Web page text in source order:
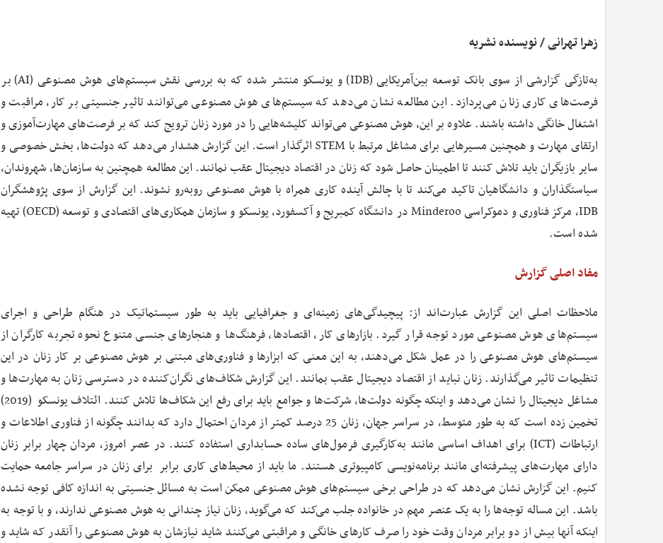
زهرا تهرانی / نویسنده نشریه
به‌تازگی گزارشی از سوی بانک توسعه بین‌آمریکایی (IDB) و یونسکو منتشر شده که به بررسی نقش سیستم‌های هوش مصنوعی (AI) بر
فرصت‌های کاری زنان می‌پردازد. این مطالعه نشان می‌دهد که سیستم‌های هوش مصنوعی می‌توانند تاثیر جنسیتی بر کار، مراقبت و
اشتغال خانگی داشته باشند. علاوه بر این، هوش مصنوعی می‌تواند کلیشه‌هایی را در مورد زنان ترویج کند که بر فرصت‌های مهارت‌آموزی و
ارتقای مهارت و همچنین مسیرهایی برای مشاغل مرتبط با STEM اثرگذار است. این گزارش هشدار می‌دهد که دولت‌ها، بخش خصوصی و
سایر بازیگران باید تلاش کنند تا اطمینان حاصل شود که زنان در اقتصاد دیجیتال عقب نمانند. این مطالعه همچنین به سازمان‌ها، شهروندان،
سیاستگذاران و دانشگاهیان تاکید می‌کند تا با چالش آینده کاری همراه با هوش مصنوعی روبه‌رو نشوند. این گزارش از سوی پژوهشگران
IDB، مرکز فناوری و دموکراسی Minderoo در دانشگاه کمبریج و آکسفورد، یونسکو و سازمان همکاری‌های اقتصادی و توسعه (OECD) تهیه
شده است.
مفاد اصلی گزارش
ملاحظات اصلی این گزارش عبارت‌اند از: پیچیدگی‌های زمینه‌ای و جغرافیایی باید به طور سیستماتیک در هنگام طراحی و اجرای
سیستم‌های هوش مصنوعی مورد توجه قرار گیرد. بازارهای کار، اقتصادها، فرهنگ‌ها و هنجارهای جنسی متنوع نحوه تجربه کارگران از
سیستم‌های هوش مصنوعی را در عمل شکل می‌دهند، به این معنی که ابزارها و فناوری‌های مبتنی بر هوش مصنوعی بر کار زنان در این
تنظیمات تاثیر می‌گذارند. زنان نباید از اقتصاد دیجیتال عقب بمانند. این گزارش شکاف‌های نگران‌کننده در دسترسی زنان به مهارت‌ها و
مشاغل دیجیتال را نشان می‌دهد و اینکه چگونه دولت‌ها، شرکت‌ها و جوامع باید برای رفع این شکاف‌ها تلاش کنند. ائتلاف یونسکو (2019)
تخمین زده است که به طور متوسط، در سراسر جهان، زنان 25 درصد کمتر از مردان احتمال دارد که بدانند چگونه از فناوری اطلاعات و
ارتباطات (ICT) برای اهداف اساسی مانند به‌کارگیری فرمول‌های ساده حسابداری استفاده کنند. در عصر امروز، مردان چهار برابر زنان
دارای مهارت‌های پیشرفته‌ای مانند برنامه‌نویسی کامپیوتری هستند. ما باید از محیط‌های کاری برابر برای زنان در سراسر جامعه حمایت
کنیم. این گزارش نشان می‌دهد که در طراحی برخی سیستم‌های هوش مصنوعی ممکن است به مسائل جنسیتی به اندازه کافی توجه نشده
باشد. این مساله توجه‌ها را به یک عنصر مهم در خانواده جلب می‌کند که می‌گوید، زنان نیاز چندانی به هوش مصنوعی ندارند، و با توجه به
اینکه آنها بیش از دو برابر مردان وقت خود را صرف کارهای خانگی و مراقبتی می‌کنند شاید نیازشان به هوش مصنوعی را آنقدر که شاید و